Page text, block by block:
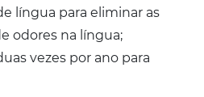
língua para eliminar as
odores na língua;
vezes por ano para